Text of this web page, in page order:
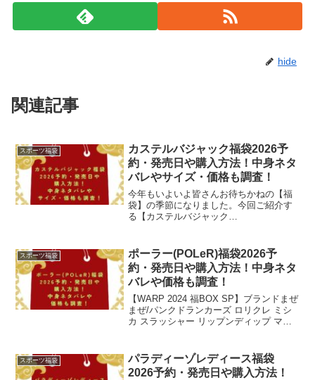
hide
関連記事
スポーツ福袋
カステルバジャック福袋2026予
約・発売日や購入方法！中身ネタ
バレやサイズ・価格も調査！
今年もいよいよ皆さんお待ちかねの【福
袋】の季節になりました。今回ご紹介す
る【カステルバジャック
ば、1974年に設立されたフランスのブラ
ンドですが、そのデザイン...
スポーツ福袋
ポーラー(POLeR)福袋2026予
約・発売日や購入方法！中身ネタ
バレや価格も調査！
【WARP 2024 福BOX SP】ブランドまぜ
まぜ/パンクドランカーズ ロリクレ ミシ
カ スラッシャー リップンディップ マモ
別、送料別)(2023/12/...
スポーツ福袋
パラディーゾレディース福袋
2026予約・発売日や購入方法！